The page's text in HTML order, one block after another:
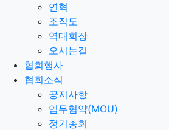
연혁
조직도
역대회장
오시는길
협회행사
협회소식
공지사항
업무협약(MOU)
정기총회